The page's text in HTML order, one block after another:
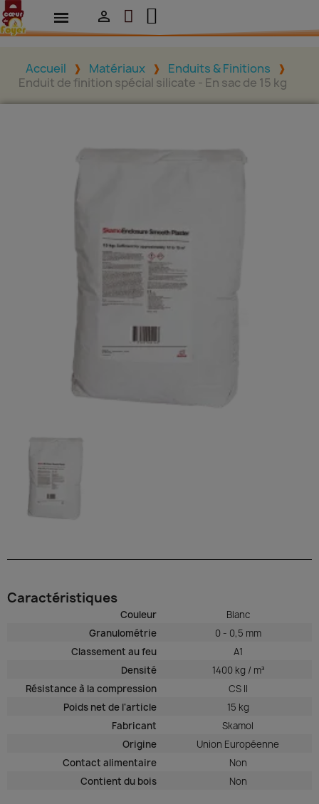

Accueil Matériaux
Enduits & Finitions
Enduit de finition spécial silicate - En sac de 15 kg
Caractéristiques
Couleur
Blanc
Granulométrie
0 - 0,5 mm
Classement au feu
A1
Densité
1400 kg / m³
Résistance à la compression
CS II
Poids net de l'article
15 kg
Fabricant
Skamol
Origine
Union Européenne
Contact alimentaire
Non
Contient du bois
Non